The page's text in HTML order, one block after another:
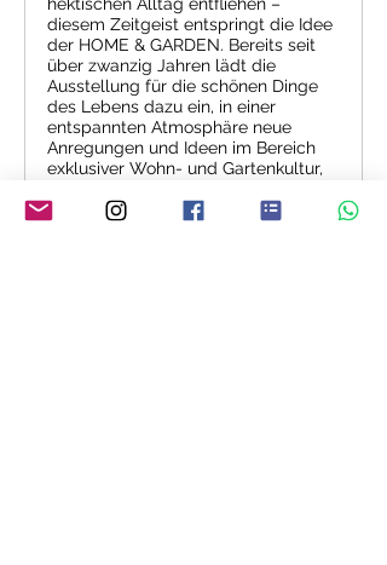
diesem Zeitgeist entspringt die Idee
der HOME & GARDEN. Bereits seit
über zwanzig Jahren lädt die
Ausstellung für die schönen Dinge
des Lebens dazu ein, in einer
entspannten Atmosphäre neue
Anregungen und Ideen im Bereich
exklusiver Wohn- und Gartenkultur,
Kulinarisches einzufangen.